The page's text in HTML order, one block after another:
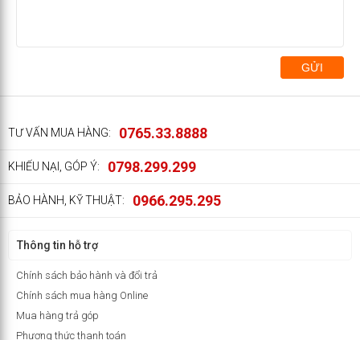
GỬI
TƯ VẤN MUA HÀNG: 0765.33.8888
KHIẾU NẠI, GÓP Ý: 0798.299.299
BẢO HÀNH, KỸ THUẬT: 0966.295.295
Thông tin hỗ trợ
Chính sách bảo hành và đổi trả
Chính sách mua hàng Online
Mua hàng trả góp
Phương thức thanh toán